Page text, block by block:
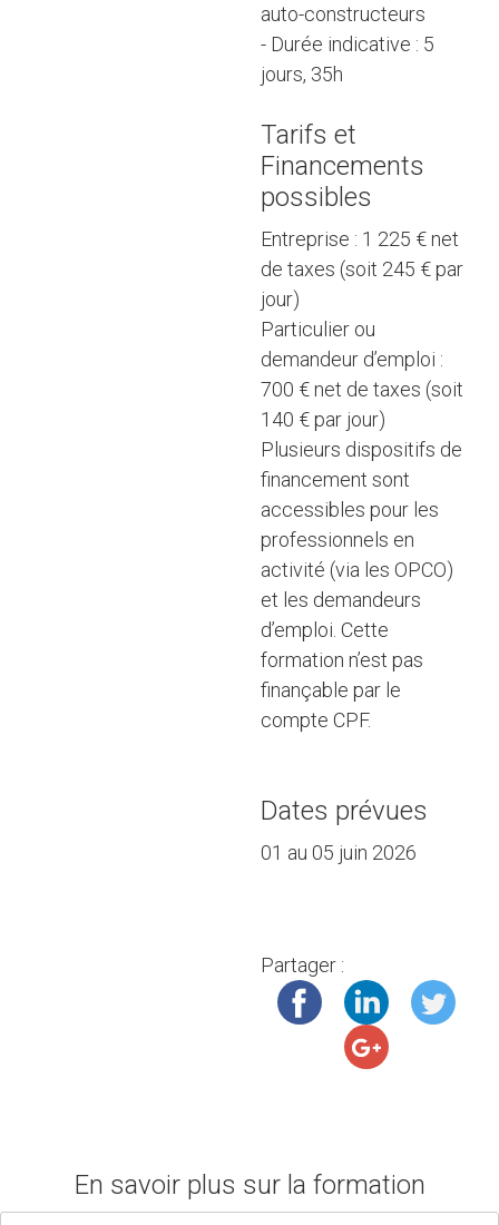
auto-constructeurs
- Durée indicative : 5
jours, 35h
Tarifs et
Financements
possibles
Entreprise : 1 225 € net
de taxes (soit 245 € par
jour)
Particulier ou
demandeur d’emploi :
700 € net de taxes (soit
140 € par jour)
Plusieurs dispositifs de
financement sont
accessibles pour les
professionnels en
activité (via les OPCO)
et les demandeurs
d’emploi. Cette
formation n’est pas
finançable par le
compte CPF.
Dates prévues
01 au 05 juin 2026
Partager :
En savoir plus sur la formation